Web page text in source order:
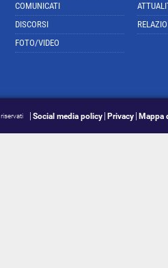
COMUNICATI
DISCORSI
FOTO/VIDEO
Social media policy Privacy Mappa